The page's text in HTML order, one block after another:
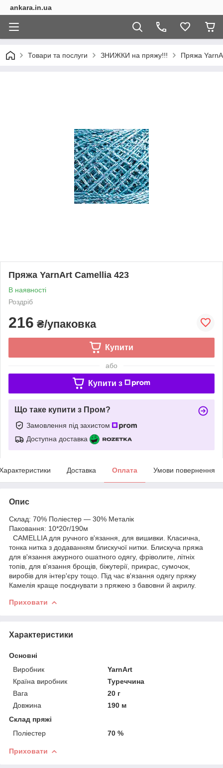
ankara.in.ua
Товари та послуги ЗНИЖКИ на пряжу!!! Пряжа
Пряжа YarnArt Camellia 423
В наявності
Роздріб
216 ₴/упаковка
Купити
або
Купити з
Що таке купити з Пром?
Замовлення під захистом
Доступна доставка
Доставка Оплата Умови повернення
Опис
Склад: 70% Поліестер — 30% Металік
Паковання: 10*20г/190м
CAMELLIA для ручного в'язання, для вишивки. Класична,
тонка нитка з додаванням блискучої нитки. Блискуча пряжа
для в'язання ажурного ошатного одягу, фріволите, літніх
топів, для в'язання брощів, біжутерії, прикрас, сумочок,
виробів для інтер'єру тощо. Під час в'язання одягу пряжу
Камелія краще поєднувати з пряжею з бавовни й акрилу.
Приховати
Характеристики
Основні
Виробник
YarnArt
Країна виробник
Туреччина
Вага
20 г
Довжина
190 м
Склад пряжі
Поліестер
70 %
Приховати